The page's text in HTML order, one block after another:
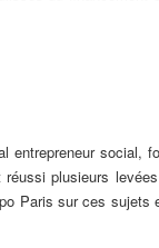
entrepreneur
plusieurs
Paris sur ces